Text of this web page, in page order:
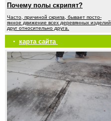
Почему полы скрипят?
Часто, причиной скрипа, бывает посто-
янное движение всех деревянных изделий
друг относительно друга.
• карта сайта